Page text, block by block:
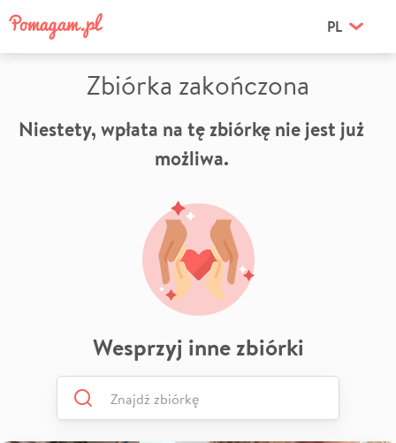
PL
Zbiórka zakończona
Niestety, wpłata na tę zbiórkę nie jest już
możliwa.
Wesprzyj inne zbiórki